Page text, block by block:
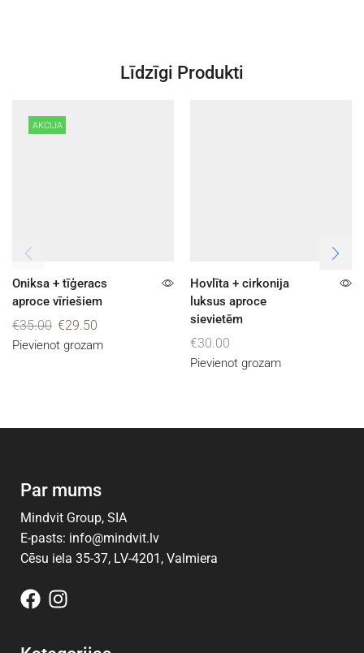
Līdzīgi Produkti
AKCIJA
Oniksa + tīģeracs
aproce vīriešiem
€35.00 €29.50
Pievienot grozam
Hovlīta + cirkonija
luksus aproce
sievietēm
€30.00
Pievienot grozam
Par mums
Mindvit Group, SIA
E-pasts: info@mindvit.lv
Cēsu iela 35-37, LV-4201, Valmiera